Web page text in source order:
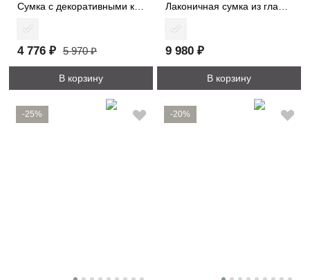
Сумка с декоративными карманами 2480
4 776 ₽ 5 970 ₽
В корзину
Лаконичная сумка из гладкой кожи 6512
9 980 ₽
В корзину
-25% -20%